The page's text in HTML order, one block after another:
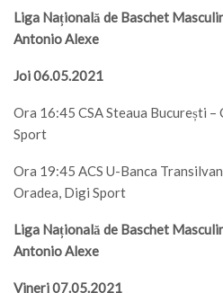
Liga Națională de Baschet
Antonio Alexe
Joi 06.05.2021
Ora 16:45 CSA Steaua București –
Sport
Ora 19:45 ACS U-Banca
Oradea, Digi Sport
Liga Națională de Baschet
Antonio Alexe
Vineri 07.05.2021